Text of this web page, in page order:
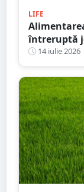
LIFE
întreruptă
Satu Mare
14 iulie 2026